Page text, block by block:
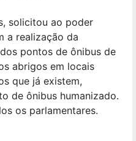
solicitou ao poder
a realização da
pontos de ônibus de
abrigos em locais
que já existem,
de ônibus humanizado.
os parlamentares.